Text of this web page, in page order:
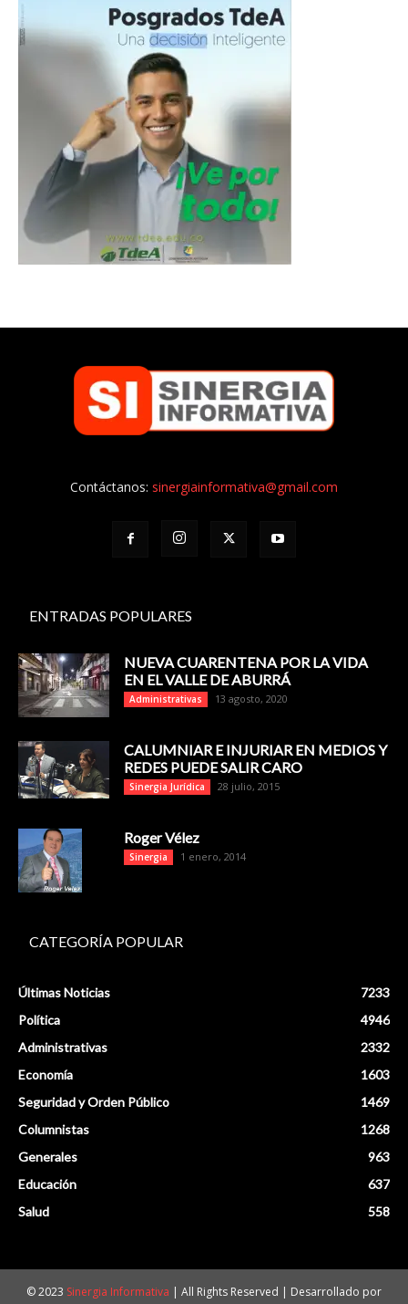
Contáctanos: sinergiainformativa@gmail.com
ENTRADAS POPULARES
NUEVA CUARENTENA POR LA VIDA
EN EL VALLE DE ABURRÁ
Administrativas 13 agosto, 2020
CALUMNIAR E INJURIAR EN MEDIOS Y
REDES PUEDE SALIR CARO
Sinergia Jurídica 28 julio, 2015
Roger Vélez
Sinergia 1 enero, 2014
CATEGORÍA POPULAR
Últimas Noticias
7233
Política
4946
Administrativas
2332
Economía
1603
Seguridad y Orden Público
1469
Columnistas
1268
Generales
963
Educación
637
Salud
558
© 2023 Sinergia Informativa | All Rights Reserved | Desarrollado por